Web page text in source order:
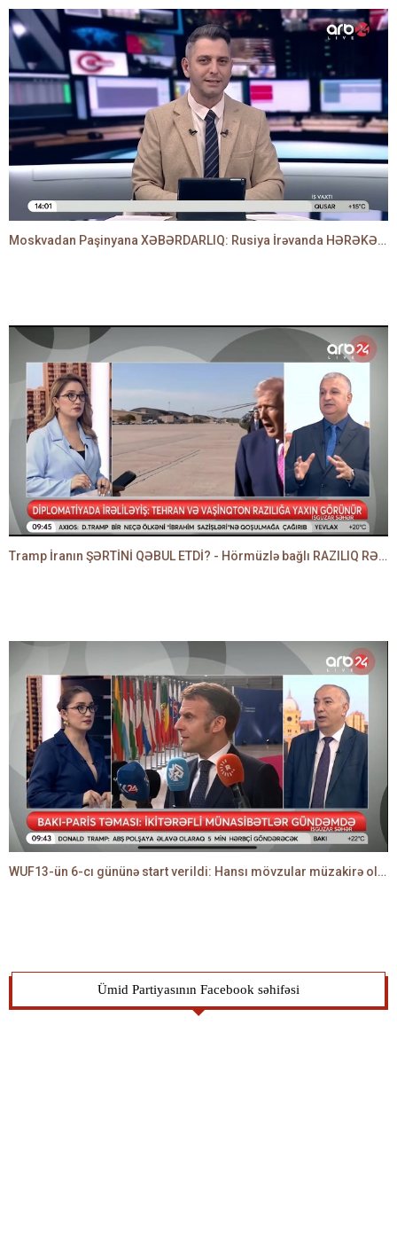
Moskvadan Paşinyana XƏBƏRDARLIQ: Rusiya İrəvanda HƏRƏKƏTƏ KEÇDİ - TAMİLLA QULAMİ danışır
Tramp İranın ŞƏRTİNİ QƏBUL ETDİ? - Hörmüzlə bağlı RAZILIQ RƏSMƏN AÇIQLANIR -BAKİR HƏDƏNBƏYLİ danışır
WUF13-ün 6-cı gününə start verildi: Hansı mövzular müzakirə olunacaq? -TALEH ƏLİYEV danışır
Ümid Partiyasının Facebook səhifəsi